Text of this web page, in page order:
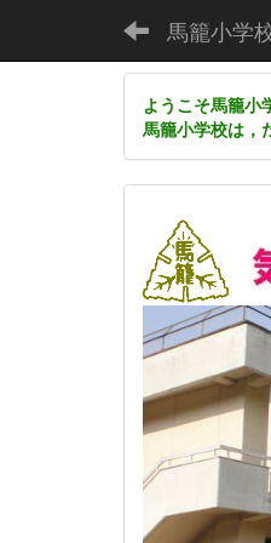
馬籠小学
ようこそ馬籠小
馬籠小学校は，